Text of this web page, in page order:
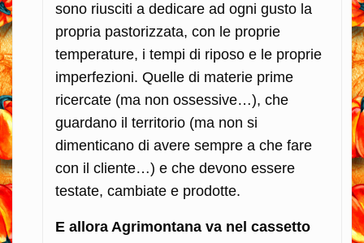
sono riusciti a dedicare ad ogni gusto la
propria pastorizzata, con le proprie
temperature, i tempi di riposo e le proprie
imperfezioni. Quelle di materie prime
ricercate (ma non ossessive…), che
guardano il territorio (ma non si
dimenticano di avere sempre a che fare
con il cliente…) e che devono essere
testate, cambiate e prodotte.
E allora Agrimontana va nel cassetto